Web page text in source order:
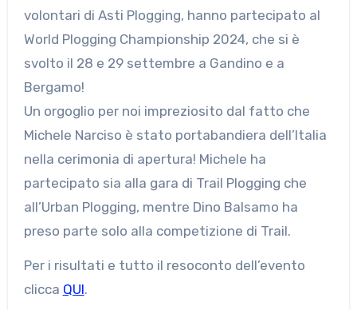
volontari di Asti Plogging, hanno partecipato al
World Plogging Championship 2024, che si è
svolto il 28 e 29 settembre a Gandino e a
Bergamo!
Un orgoglio per noi impreziosito dal fatto che
Michele Narciso è stato portabandiera dell’Italia
nella cerimonia di apertura! Michele ha
partecipato sia alla gara di Trail Plogging che
all’Urban Plogging, mentre Dino Balsamo ha
preso parte solo alla competizione di Trail.
Per i risultati e tutto il resoconto dell’evento
clicca QUI.